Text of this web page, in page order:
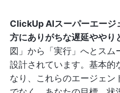
ClickUp AIスーパーエージ
方にありがちな遅延ややり
図」から「実行」へとスム
設計されています。基本的
なり、これらのエージェン